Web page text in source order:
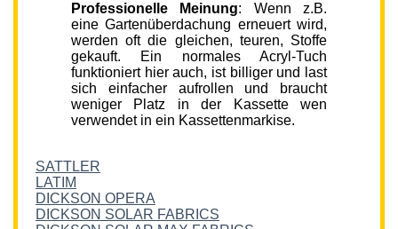
Professionelle Meinung: Wenn z.B.
eine Gartenüberdachung erneuert wird,
werden oft die gleichen, teuren, Stoffe
gekauft. Ein normales Acryl-Tuch
funktioniert hier auch, ist billiger und last
sich einfacher aufrollen und braucht
weniger Platz in der Kassette wen
verwendet in ein Kassettenmarkise.
SATTLER
LATIM
DICKSON OPERA
DICKSON SOLAR FABRICS